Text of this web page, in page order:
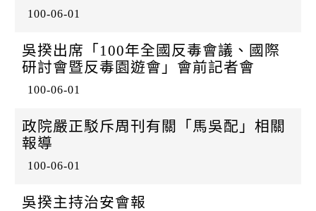
100-06-01
吳揆出席「100年全國反毒會議、國際
研討會暨反毒園遊會」會前記者會
100-06-01
政院嚴正駁斥周刊有關「馬吳配」相關
報導
100-06-01
吳揆主持治安會報